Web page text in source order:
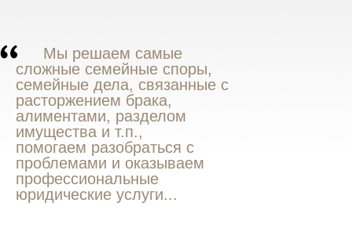
Мы решаем самые
сложные семейные споры,
семейные дела, связанные с
расторжением брака,
алиментами, разделом
имущества и т.п.,
помогаем разобраться с
проблемами и оказываем
профессиональные
юридические услуги...